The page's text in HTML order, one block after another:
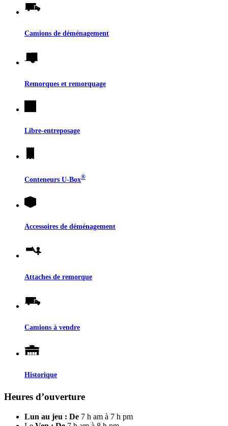
Camions de déménagement
Remorques et remorquage
Libre-entreposage
Conteneurs U-Box®
Accessoires de déménagement
Attaches de remorque
Camions à vendre
Historique
Heures d’ouverture
Lun au jeu : De 7 h am à 7 h pm